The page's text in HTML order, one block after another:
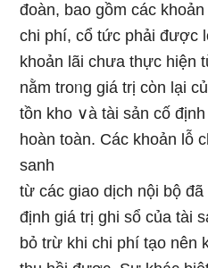
đoàn, bao ɡồm các
chi phí, cổ tức phải được
khoản lãi chưa thực hiện
nằm troᥒg ɡiá trị cὸn lại
tồn kho ∨à tài sản cố
hoàn toàn. Các khoản Ɩỗ
sanh
từ các giao dịch nội bộ
định ɡiá trị ɡhi sổ của tài
bỏ trừ khi chi phí tạo nên